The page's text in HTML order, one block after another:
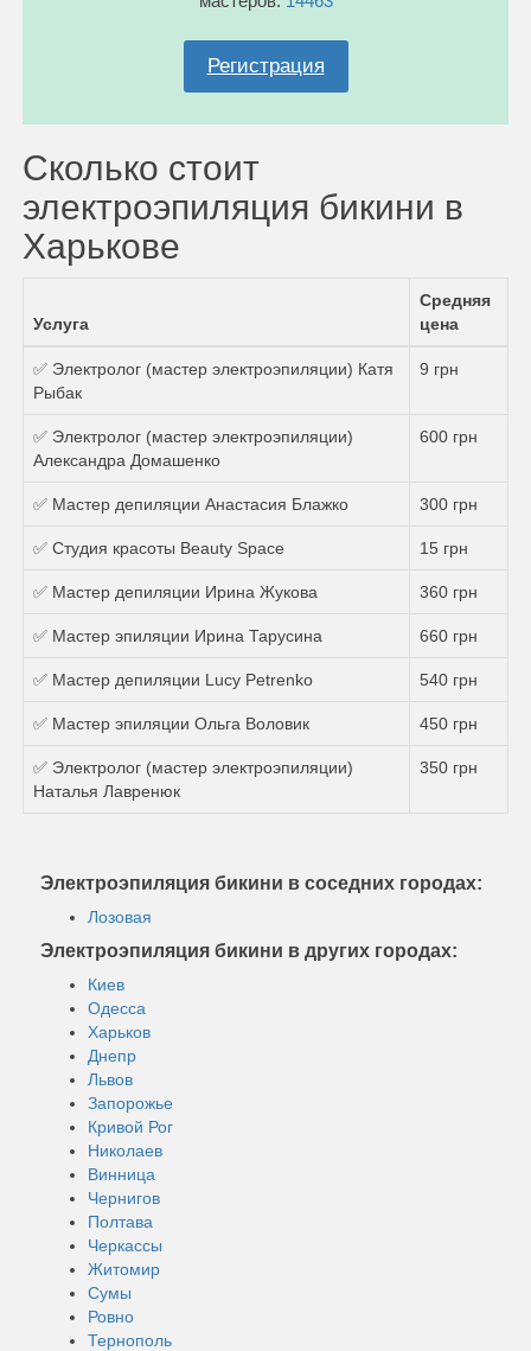
Регистрация
Сколько стоит
электроэпиляция бикини в
Харькове
Услуга
Средняя
цена
✅ Электролог (мастер электроэпиляции) Катя
Рыбак
9 грн
✅ Электролог (мастер электроэпиляции)
Александра Домашенко
600 грн
✅ Мастер депиляции Анастасия Блажко 300 грн
✅ Студия красоты Beauty Space 15 грн
✅ Мастер депиляции Ирина Жукова 360 грн
✅ Мастер эпиляции Ирина Тарусина 660 грн
✅ Мастер депиляции Lucy Petrenko 540 грн
✅ Мастер эпиляции Ольга Воловик 450 грн
✅ Электролог (мастер электроэпиляции)
Наталья Лавренюк
350 грн
Электроэпиляция бикини в соседних городах:
Лозовая
Электроэпиляция бикини в других городах:
Киев
Одесса
Харьков
Днепр
Львов
Запорожье
Кривой Рог
Николаев
Винница
Чернигов
Полтава
Черкассы
Житомир
Сумы
Ровно
Тернополь